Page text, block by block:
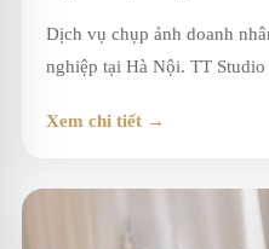
Dịch vụ chụp ảnh doanh
nghiệp tại Hà Nội. TT Studio
Xem chi tiết →